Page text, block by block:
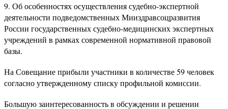
9. Об особенностях осуществления судебно-экспертной
деятельности подведомственных Мииздравсоцразвития
России государственных судебно-медицинских экспертных
учреждений в рамках современной нормативной правовой
базы.
На Совещание прибыли участники в количестве 59 человек
согласно утвержденному списку профильной комиссии.
Большую заинтересованность в обсуждении и решении